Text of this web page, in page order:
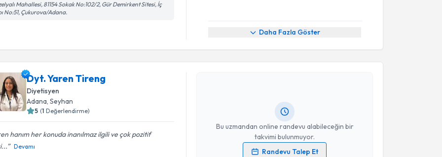
Mahallesi, 81154 Sokak No:102/2, Gür Demirkent Sitesi, İç
No:51, Çukurova/Adana.
Daha Fazla Göster
Dyt. Yaren Tireng
Diyetisyen
Adana , Seyhan
5 (1 Değerlendirme)
hanım her konuda inanılmaz ilgili ve çok pozitif
Devamı
Bu uzmandan online randevu alabileceğin bir
takvimi bulunmuyor.
Randevu Talep Et
Randevu Takvimi Talebi
Dyt. Yaren Tireng